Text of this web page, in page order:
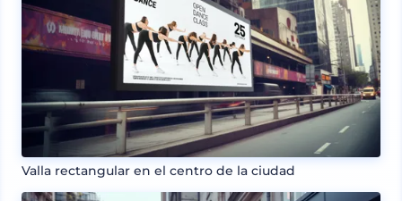
Valla rectangular en el centro de la ciudad